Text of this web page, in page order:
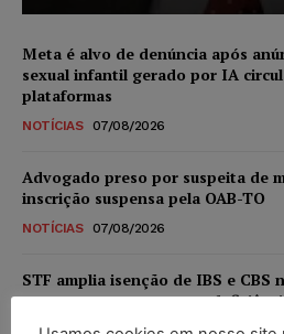
Meta é alvo de denúncia após
sexual infantil gerado por IA
plataformas
NOTÍCIAS 07/08/2026
Advogado preso por suspeita de
inscrição suspensa pela OAB-TO
NOTÍCIAS 07/08/2026
STF amplia isenção de IBS e CBS
novos para pessoas com